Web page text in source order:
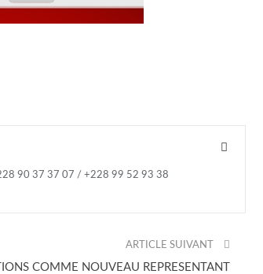
90 37 37 07 / +228 99 52 93 38
ARTICLE SUIVANT
COMME NOUVEAU REPRESENTANT